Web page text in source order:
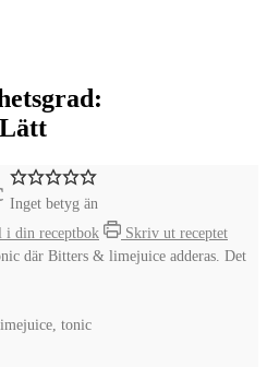
Lätt
Inget betyg än
din receptbok
Skriv ut receptet
där Bitters & limejuice adderas. Det
tonic